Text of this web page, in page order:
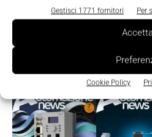
Gestisci 1771 fornitori Per
Accetta
Cookie Policy
LEGGI LA RIVISTA ⇢